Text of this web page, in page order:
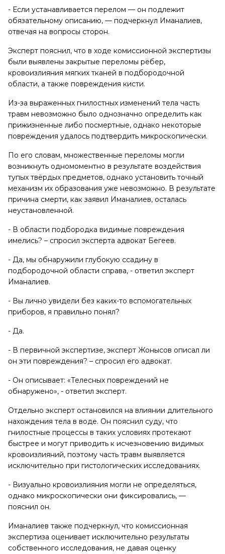
- Если устанавливается перелом — он подлежит
обязательному описанию, — подчеркнул Иманалиев,
отвечая на вопросы сторон.
Эксперт пояснил, что в ходе комиссионной экспертизы
были выявлены закрытые переломы рёбер,
кровоизлияния мягких тканей в подбородочной
области, а также повреждения кисти.
Из-за выраженных гнилостных изменений тела часть
травм невозможно было однозначно определить как
прижизненные либо посмертные, однако некоторые
повреждения удалось подтвердить микроскопически.
По его словам, множественные переломы могли
возникнуть одномоментно в результате воздействия
тупых твёрдых предметов, однако установить точный
механизм их образования уже невозможно. В результате
причина смерти, как заявил Иманалиев, осталась
неустановленной.
- В области подбородка видимые повреждения
имелись? – спросил эксперта адвокат Бегеев.
- Да, мы обнаружили глубокую ссадину в
подбородочной области справа, - ответил эксперт
Иманалиев.
- Вы лично увидели без каких-то вспомогательных
приборов, я правильно понял?
- Да.
- В первичной экспертизе, эксперт Жонысов описал ли
он эти повреждения? – спросил его адвокат.
- Он описывает: «Телесных повреждений не
обнаружено», - ответил эксперт.
Отдельно эксперт остановился на влиянии длительного
нахождения тела в воде. Он пояснил суду, что
гнилостные процессы в таких условиях протекают
быстрее и могут приводить к исчезновению видимых
кровоизлияний, поэтому часть травм выявляется
исключительно при гистологических исследованиях.
- Визуально кровоизлияния могли не определяться,
однако микроскопически они фиксировались, —
пояснил он.
Иманалиев также подчеркнул, что комиссионная
экспертиза оценивает исключительно результаты
собственного исследования, не давая оценку